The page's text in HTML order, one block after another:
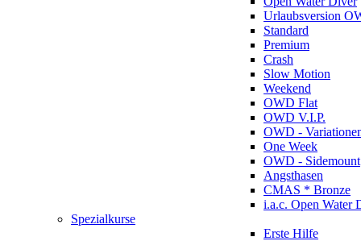
Urlaubsversion
Standard
Premium
Crash
Slow Motion
Weekend
OWD Flat
OWD V.I.P.
OWD -
One Week
OWD - Sidemount
Angsthasen
CMAS * Bronze
i.a.c. Open Water
Spezialkurse
Erste Hilfe